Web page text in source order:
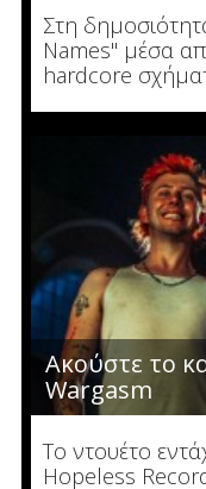
Στη
Names" μέσα
hardcore
Ακούστε το
Wargasm
To ντουέτο
Hopeless